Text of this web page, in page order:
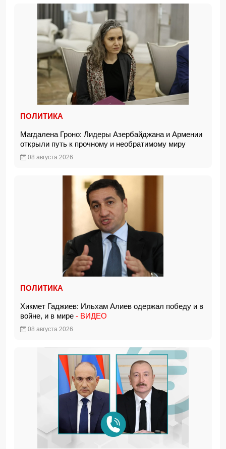
ПОЛИТИКА
Магдалена Гроно: Лидеры Азербайджана и Армении
открыли путь к прочному и необратимому миру
08 августа 2026
ПОЛИТИКА
Хикмет Гаджиев: Ильхам Алиев одержал победу и в
войне, и в мире - ВИДЕО
08 августа 2026